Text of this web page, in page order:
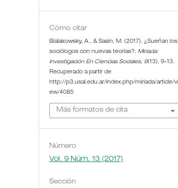
Cómo citar
Bialakowsky, A., & Sasín, M. (2017). ¿Sueñan los
sociólogos con nuevas teorías?.Miríada:
Investigación En Ciencias Sociales, 9(13), 9–13.
Recuperado a partir de
http://p3.usal.edu.ar/index.php/miriada/article/vi
ew/4085
Más formatos de cita
Número
Vol. 9 Núm. 13 (2017)
Sección